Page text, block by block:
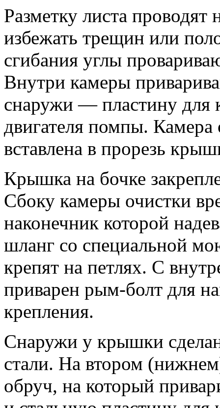
Разметку листа проводят
избежать трещин или
сгибания углы
Внутри камеры
снаружи — пластину для
двигателя помпы.
вставлена в прорезь
Крышка на бочке
Сбоку камеры очистки
наконечник которой
шланг со специальной
крепят на петлях. С
приварен рым-болт для
крепления.
Снаружи у крышки
стали. На втором
обруч, на который